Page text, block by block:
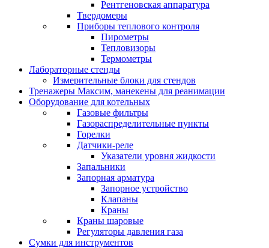
Рентгеновская аппаратура
Твердомеры
Приборы теплового контроля
Пирометры
Тепловизоры
Термометры
Лабораторные стенды
Измерительные блоки для стендов
Тренажеры Максим, манекены для реанимации
Оборудование для котельных
Газовые фильтры
Газораспределительные пункты
Горелки
Датчики-реле
Указатели уровня жидкости
Запальники
Запорная арматура
Запорное устройство
Клапаны
Краны
Краны шаровые
Регуляторы давления газа
Сумки для инструментов